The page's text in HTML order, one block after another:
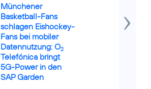
Münchener
Basketball-Fans
schlagen Eishockey-
Fans bei mobiler
Datennutzung: O2
Telefónica bringt
5G-Power in den
SAP Garden
Neue